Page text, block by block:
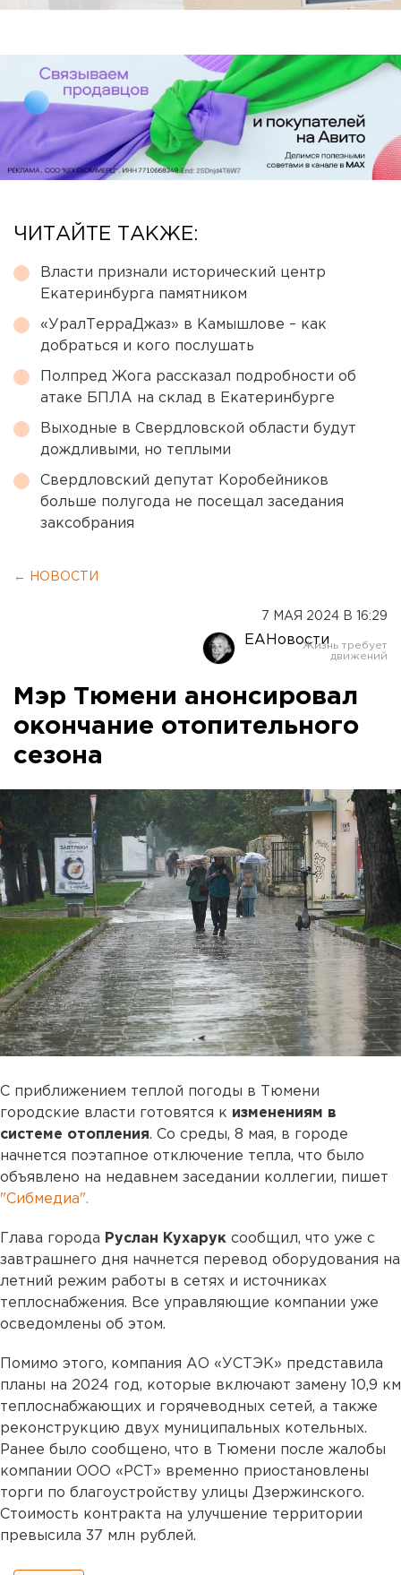
ЧИТАЙТЕ ТАКЖЕ:
Власти признали исторический центр
Екатеринбурга памятником
«УралТерраДжаз» в Камышлове – как
добраться и кого послушать
Полпред Жога рассказал подробности об
атаке БПЛА на склад в Екатеринбурге
Выходные в Свердловской области будут
дождливыми, но теплыми
Свердловский депутат Коробейников
больше полугода не посещал заседания
заксобрания
← НОВОСТИ
7 МАЯ 2024 В 16:29
ЕАНовости
Мэр Тюмени анонсировал
окончание отопительного
сезона
С приближением теплой погоды в Тюмени
городские власти готовятся к изменениям в
системе отопления. Со среды, 8 мая, в городе
начнется поэтапное отключение тепла, что было
объявлено на недавнем заседании коллегии, пишет
"Сибмедиа".
Глава города Руслан Кухарук сообщил, что уже с
завтрашнего дня начнется перевод оборудования на
летний режим работы в сетях и источниках
теплоснабжения. Все управляющие компании уже
осведомлены об этом.
Помимо этого, компания АО «УСТЭК» представила
планы на 2024 год, которые включают замену 10,9 км
теплоснабжающих и горячеводных сетей, а также
реконструкцию двух муниципальных котельных.
Ранее было сообщено, что в Тюмени после жалобы
компании ООО «РСТ» временно приостановлены
торги по благоустройству улицы Дзержинского.
Стоимость контракта на улучшение территории
превысила 37 млн рублей.